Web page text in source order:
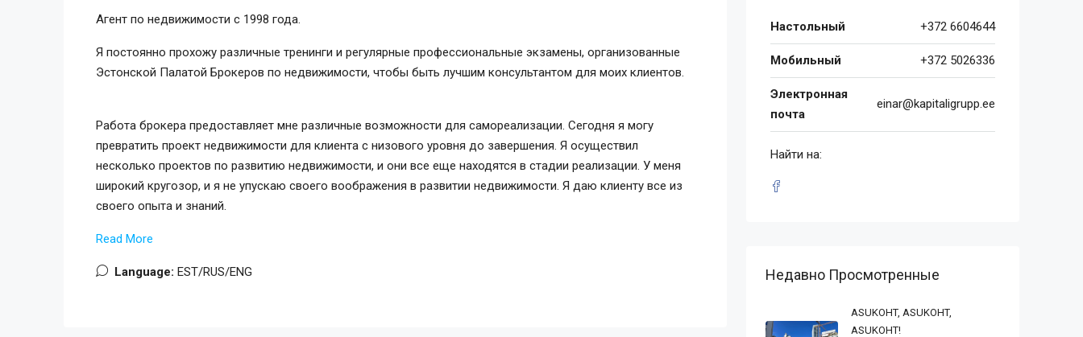
Агент по недвижимости с 1998 года.
Я постоянно прохожу различные тренинги и регулярные профессиональные экзамены, организованные
Эстонской Палатой Брокеров по недвижимости, чтобы быть лучшим консультантом для моих клиентов.
Работа брокера предоставляет мне различные возможности для самореализации. Сегодня я могу
превратить проект недвижимости для клиента с низового уровня до завершения. Я осуществил
несколько проектов по развитию недвижимости, и они все еще находятся в стадии реализации. У меня
широкий кругозор, и я не упускаю своего воображения в развитии недвижимости. Я даю клиенту все из
своего опыта и знаний.
Read More
Language: EST/RUS/ENG
Настольный +372 6604644
Мобильный +372 5026336
Электронная
почта
einar@kapitaligrupp.ee
Найти на:
Недавно Просмотренные
ASUKOHT, ASUKOHT,
ASUKOHT!